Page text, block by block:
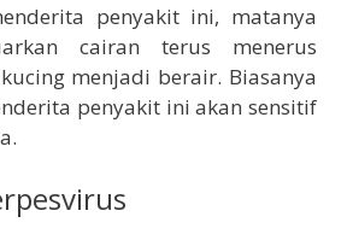
penyakit ini, matanya
cairan terus menerus
menjadi berair. Biasanya
penyakit ini akan sensitif